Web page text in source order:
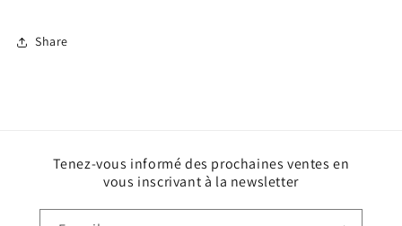
Share
Tenez-vous informé des prochaines ventes en
vous inscrivant à la newsletter